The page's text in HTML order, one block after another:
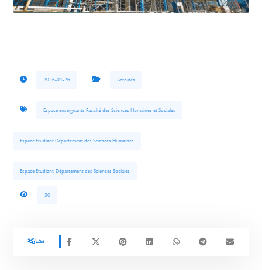
2026-01-26 Activités
Espace enseignants Faculté des Sciences Humaines et Sociales
Espace Etudiant Département des Sciences Humaines
Espace Etudiant-Département des Sciences Sociales
30